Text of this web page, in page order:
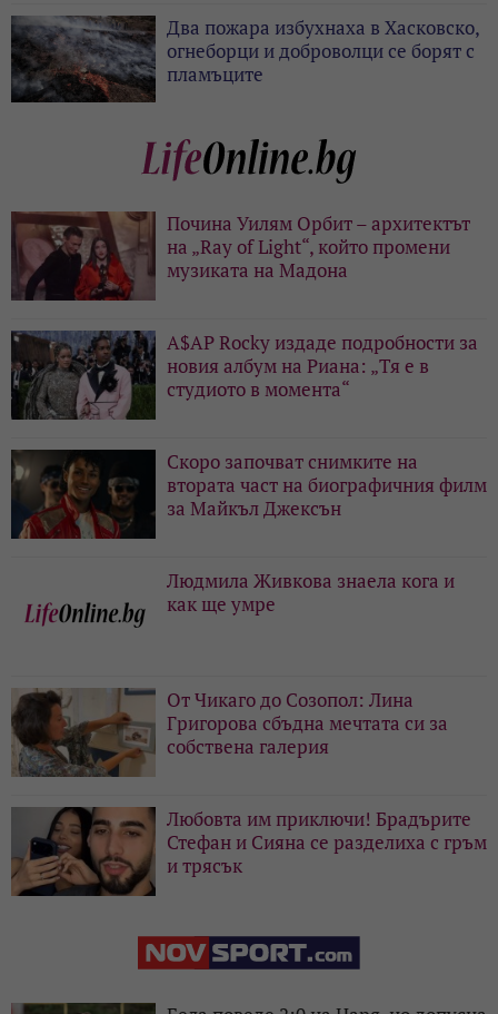
Два пожара избухнаха в Хасковско,
огнеборци и доброволци се борят с
пламъците
Почина Уилям Орбит – архитектът
на „Ray of Light“, който промени
музиката на Мадона
A$AP Rocky издаде подробности за
новия албум на Риана: „Тя е в
студиото в момента“
Скоро започват снимките на
втората част на биографичния филм
за Майкъл Джексън
Людмила Живкова знаела кога и
как ще умре
От Чикаго до Созопол: Лина
Григорова сбъдна мечтата си за
собствена галерия
Любовта им приключи! Брадърите
Стефан и Сияна се разделиха с гръм
и трясък